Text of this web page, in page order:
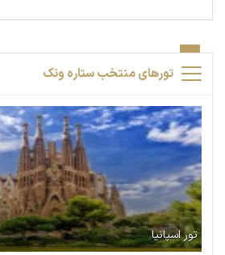
تورهای منتخب ستاره ونک
تور اسپانیا